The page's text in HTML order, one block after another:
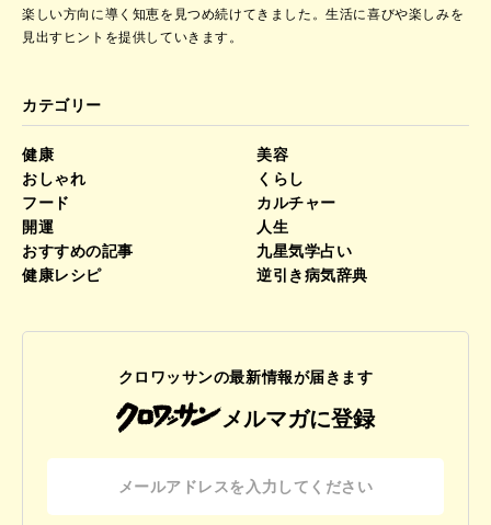
楽しい方向に導く知恵を見つめ続けてきました。生活に喜びや楽しみを
見出すヒントを提供していきます。
カテゴリー
健康
美容
おしゃれ
くらし
フード
カルチャー
開運
人生
おすすめの記事
九星気学占い
健康レシピ
逆引き病気辞典
クロワッサンの最新情報が届きます
メルマガに登録